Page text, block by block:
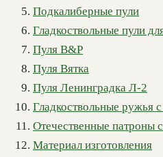
Подкалиберные пули
Гладкоствольные пули
Пуля B&P
Пуля Вятка
Пуля Ленинградка Л-2
Гладкоствольные ружья
Отечественные патроны
Материал изготовления